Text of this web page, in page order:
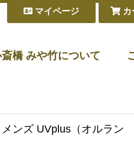
橋 みや竹について
カ
マイページ
ンズ UVplus（オルラン